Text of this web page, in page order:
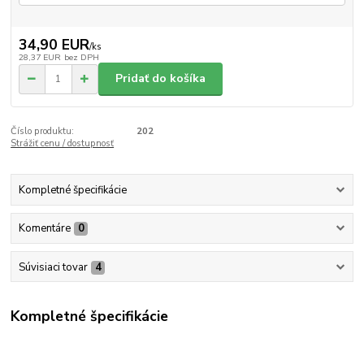
34,90 EUR/ks
28,37 EUR bez DPH
Pridať do košíka
Číslo produktu:
202
Strážiť cenu / dostupnosť
Kompletné špecifikácie
Komentáre 0
Súvisiaci tovar 4
Kompletné špecifikácie